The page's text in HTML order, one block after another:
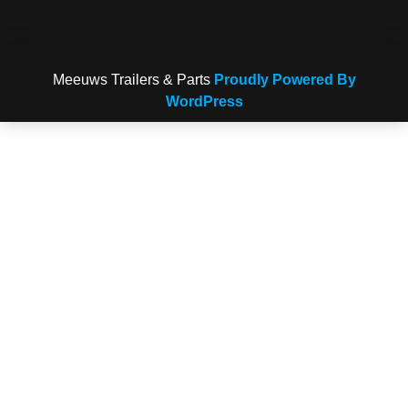
Meeuws Trailers & Parts Proudly Powered By
WordPress